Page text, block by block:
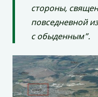
стороны,
повседневной
с обыденным”.